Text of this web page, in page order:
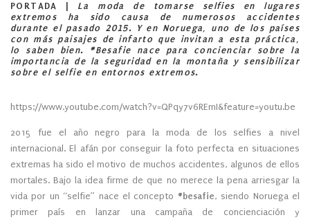
PORTADA |
La moda de tomarse selfies en lugares
extremos ha sido causa de numerosos accidentes
durante el pasado 2015. Y en Noruega, uno de los países
con más paisajes de infarto que invitan a esta práctica,
lo saben bien. #Besafie nace para concienciar sobre la
importancia de la seguridad en la montaña y sensibilizar
sobre el selfie en entornos extremos.
https://www.youtube.com/watch?v=QPqy7v6REmI&feature=youtu.be
2015 fue el año negro para la moda de los selfies a nivel
internacional. El afán por conseguir la foto perfecta en situaciones
extremas ha sido el motivo de muchos accidentes, algunos de ellos
mortales. Bajo la idea firme de que no merece la pena arriesgar la
vida por un “selfie” nace el concepto #besafie, siendo Noruega el
primer país en lanzar una campaña de concienciación y